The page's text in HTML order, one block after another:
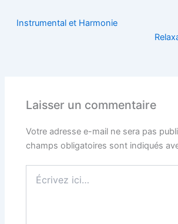
Instrumental et Harmonie
Laisser un commentaire
Votre adresse e-mail ne sera pas
champs obligatoires sont indiqués
ici…